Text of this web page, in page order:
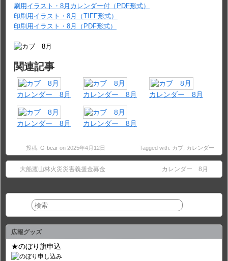
刷用イラスト・8月カレンダー付（PDF形式）
印刷用イラスト・8月（TIFF形式）
印刷用イラスト・8月（PDF形式）
関連記事
カレンダー 8月 カレンダー 8月 カレンダー 8月
カレンダー 8月 カレンダー 8月
投稿: G-bear on 2025年4月12日 Tagged with: カブ カレンダー
大船渡山林火災災害義援金募金 カレンダー 8月
広報グッズ
★のぼり旗申込